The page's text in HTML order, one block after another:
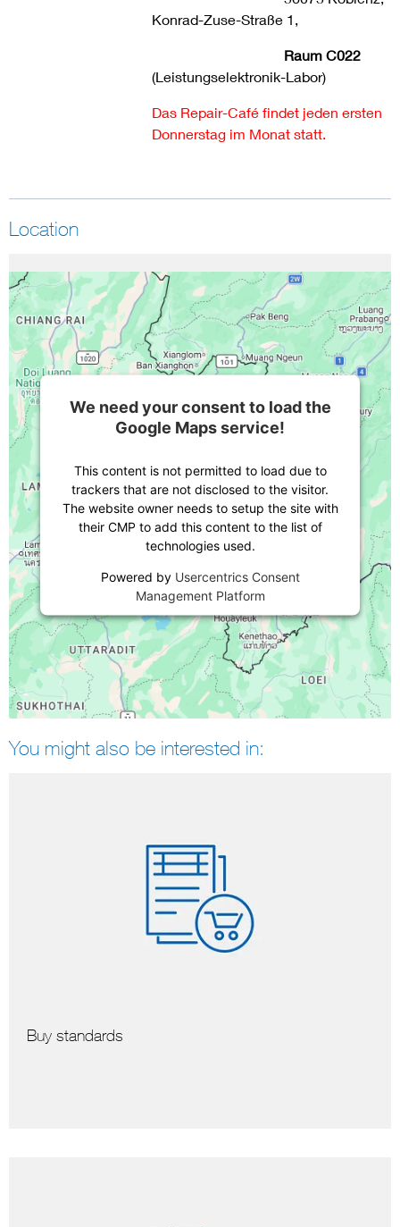
Konrad-Zuse-Straße 1,
Raum C022
(Leistungselektronik-Labor)
Das Repair-Café findet jeden ersten
Donnerstag im Monat statt.
Location
We need your consent to load the
Google Maps service!
This content is not permitted to load due to
trackers that are not disclosed to the visitor.
The website owner needs to setup the site with
their CMP to add this content to the list of
technologies used.
Powered by Usercentrics Consent
Management Platform
You might also be interested in:
Buy standards